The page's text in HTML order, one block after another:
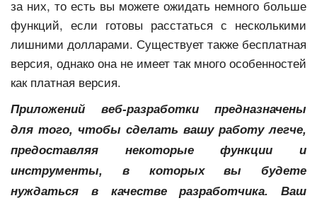
за них, то есть вы можете ожидать немного больше
функций, если готовы расстаться с несколькими
лишними долларами. Существует также бесплатная
версия, однако она не имеет так много особенностей
как платная версия.
Приложений веб-разработки предназначены
для того, чтобы сделать вашу работу легче,
предоставляя некоторые функции и
инструменты, в которых вы будете
нуждаться в качестве разработчика. Ваш